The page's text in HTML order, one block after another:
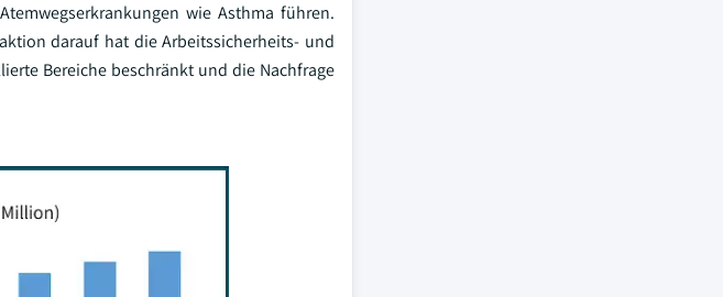
wie Asthma führen.
darauf hat die Arbeitssicherheits- und
Bereiche beschränkt und die Nachfrage